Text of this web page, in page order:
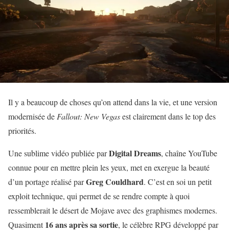
Il y a beaucoup de choses qu’on attend dans la vie, et une version
modernisée de Fallout: New Vegasest clairement dans le top des
priorités.
Une sublime vidéo publiée parDigital Dreams, chaîne YouTube
connue pour en mettre plein les yeux, met en exergue la beauté
d’un portage réalisé parGreg Couldhard. C’est en soi un petit
exploit technique, qui permet de se rendre compte à quoi
ressemblerait le désert de Mojave avec des graphismes modernes.
Quasiment16 ans après sa sortie, le célèbre RPG développé par